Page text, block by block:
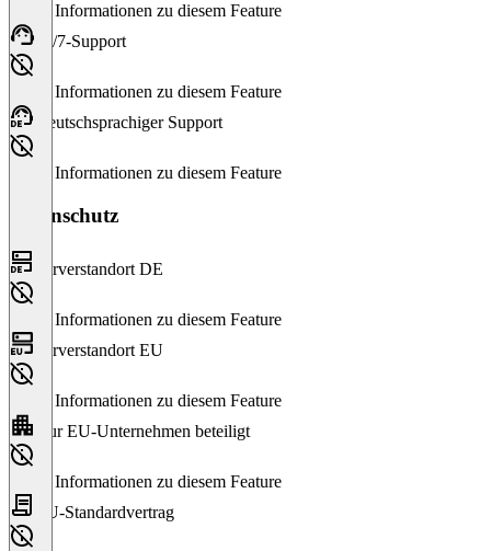
Keine Informationen zu diesem Feature
24/7-Support
Keine Informationen zu diesem Feature
Deutschsprachiger Support
Keine Informationen zu diesem Feature
Datenschutz
Serverstandort DE
Keine Informationen zu diesem Feature
Serverstandort EU
Keine Informationen zu diesem Feature
Nur EU-Unternehmen beteiligt
Keine Informationen zu diesem Feature
EU-Standardvertrag